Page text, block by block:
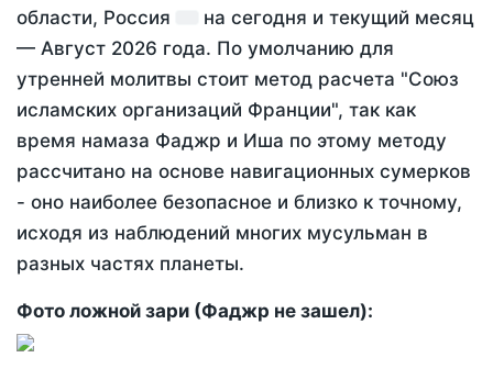
области, Россия
на сегодня и текущий месяц
— Август 2026 года. По умолчанию для
утренней молитвы стоит метод расчета "Союз
исламских организаций Франции", так как
время намаза Фаджр и Иша по этому методу
рассчитано на основе навигационных сумерков
- оно наиболее безопасное и близко к точному,
исходя из наблюдений многих мусульман в
разных частях планеты.
Фото ложной зари (Фаджр не зашел):